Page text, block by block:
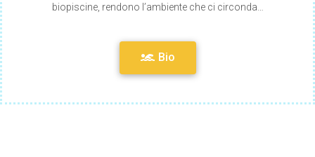
biopiscine, rendono l’ambiente che ci circonda…
Bio